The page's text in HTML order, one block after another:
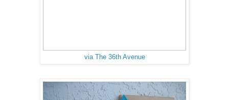
via The 36th Avenue